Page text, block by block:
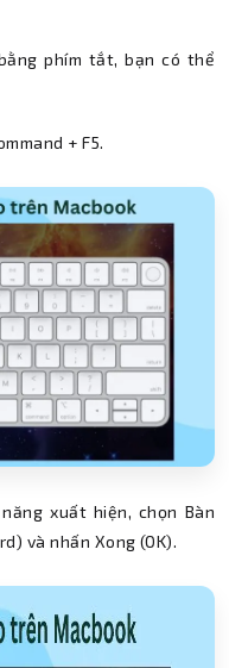
phím tắt, bạn có thể
+ F5.
xuất hiện, chọn Bàn
và nhấn Xong (OK).